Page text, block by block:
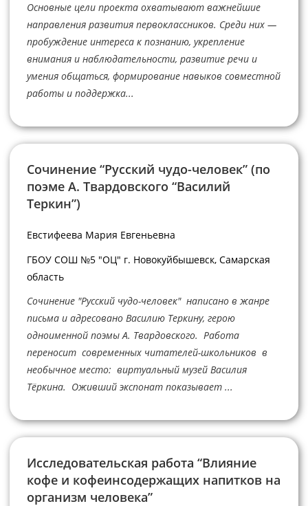
Основные цели проекта охватывают важнейшие
направления развития первоклассников. Среди них —
пробуждение интереса к познанию, укрепление
внимания и наблюдательности, развитие речи и
умения общаться, формирование навыков совместной
работы и поддержка...
Сочинение “Русский чудо-человек” (по
поэме А. Твардовского “Василий
Теркин”)
Евстифеева Мария Евгеньевна
ГБОУ СОШ №5 "ОЦ" г. Новокуйбышевск, Самарская
область
Сочинение "Русский чудо-человек" написано в жанре
письма и адресовано Василию Теркину, герою
одноименной поэмы А. Твардовского. Работа
переносит современных читателей-школьников в
необычное место: виртуальный музей Василия
Тёркина. Оживший экспонат показывает ...
Исследовательская работа “Влияние
кофе и кофеинсодержащих напитков на
организм человека”